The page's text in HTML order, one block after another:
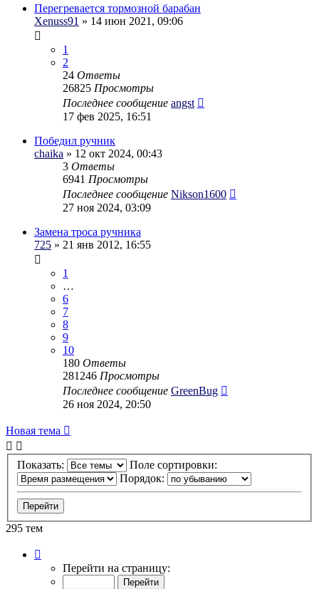
Перегревается тормозной барабан
Xenuss91 » 14 июн 2021, 09:06
1
2
24 Ответы
26825 Просмотры
Последнее сообщение angst
17 фев 2025, 16:51
Победил ручник
chaika » 12 окт 2024, 00:43
3 Ответы
6941 Просмотры
Последнее сообщение Nikson1600
27 ноя 2024, 03:09
Замена троса ручника
725 » 21 янв 2012, 16:55
1
…
6
7
8
9
10
180 Ответы
281246 Просмотры
Последнее сообщение GreenBug
26 ноя 2024, 20:50
Новая тема
Показать:
Поле сортировки:
Порядок:
295 тем
Перейти на страницу: